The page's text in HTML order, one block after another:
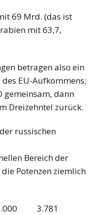
69 Mrd. (das ist
mit 63,7,
betragen also ein
EU-Aufkommens;
gemeinsam, dann
Dreizehntel zurück.
russischen
Bereich der
Potenzen ziemlich
3.781